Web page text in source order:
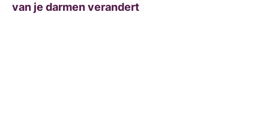
van je darmen verandert